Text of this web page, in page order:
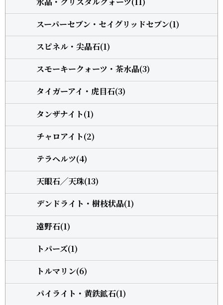
スーパーセブン・セイグリッドセブン(1)
スピネル・尖晶石(1)
スモーキークォーツ・茶水晶(3)
タイガーアイ・虎目石(3)
タンザナイト(1)
チャロアイト(2)
テラヘルツ(4)
天眼石╱天珠(13)
デンドライト・樹枝状晶(1)
遠野石(1)
トパーズ(1)
トルマリン(6)
パイライト・黄鉄鉱石(1)